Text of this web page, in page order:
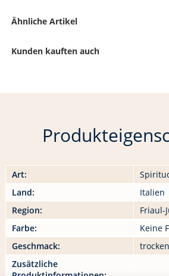
Ähnliche Artikel
Kunden kauften auch
Art:
Land:
Italien
Region:
Friaul-
Farbe:
Keine
Geschmack:
Zusätzliche